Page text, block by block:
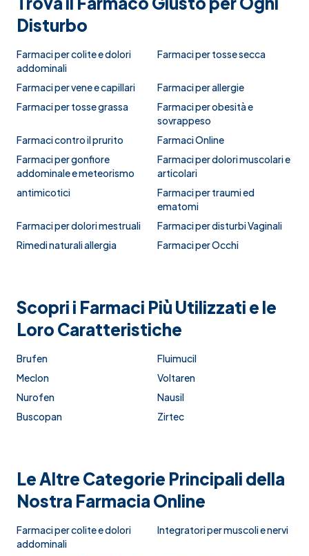
Disturbo
Farmaci per colite e dolori
addominali
Farmaci per tosse secca
Farmaci per vene e capillari
Farmaci per allergie
Farmaci per tosse grassa
Farmaci per obesità e
sovrappeso
Farmaci contro il prurito
Farmaci Online
Farmaci per gonfiore
addominale e meteorismo
Farmaci per dolori muscolari e
articolari
antimicotici
Farmaci per traumi ed
ematomi
Farmaci per dolori mestruali
Farmaci per disturbi Vaginali
Rimedi naturali allergia
Farmaci per Occhi
Scopri i Farmaci Più Utilizzati e le
Loro Caratteristiche
Brufen
Fluimucil
Meclon
Voltaren
Nurofen
Nausil
Buscopan
Zirtec
Le Altre Categorie Principali della
Nostra Farmacia Online
Farmaci per colite e dolori
addominali
Integratori per muscoli e nervi